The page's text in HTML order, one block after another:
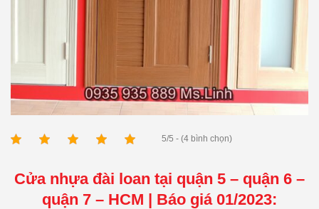
5/5 - (4 bình chọn)
Cửa nhựa đài loan tại quận 5 – quận 6 –
quận 7 – HCM | Báo giá 01/2023: